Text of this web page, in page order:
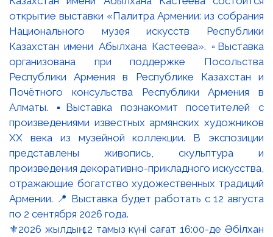
⚜️2026 жылдың 12 тамыз күні сағат 16:00-де Әбілхан